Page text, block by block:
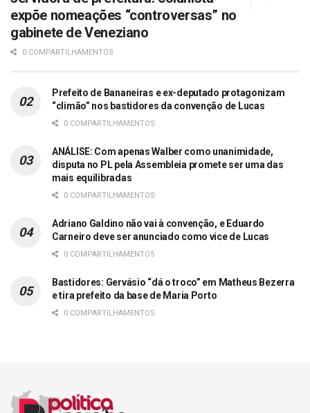
expõe nomeações “controversas” no
gabinete de Veneziano
0 COMPARTILHAMENTOS
Prefeito de Bananeiras e ex-deputado protagonizam
“climão” nos bastidores da convenção de Lucas
0 COMPARTILHAMENTOS
ANÁLISE: Com apenas Walber como unanimidade,
disputa no PL pela Assembleia promete ser uma das
mais equilibradas
0 COMPARTILHAMENTOS
Adriano Galdino não vai à convenção, e Eduardo
Carneiro deve ser anunciado como vice de Lucas
0 COMPARTILHAMENTOS
Bastidores: Gervásio “dá o troco” em Matheus Bezerra
e tira prefeito da base de Maria Porto
0 COMPARTILHAMENTOS